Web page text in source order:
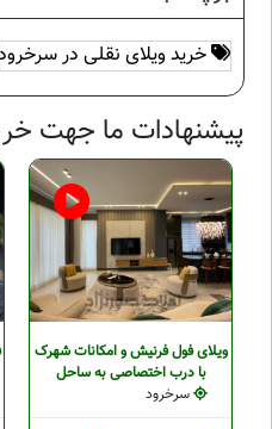
خرید ویلای نقلی در
پیشنهادات ما جهت
ویلای فول فرنیش و امکانات شهرک
با درب اختصاصی به ساحل
سرخرود